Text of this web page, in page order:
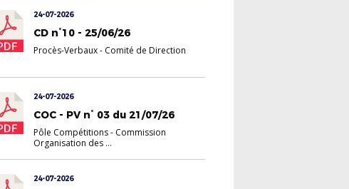
24-07-2026
CD n°10 - 25/06/26
Procès-Verbaux- Comité de Direction
24-07-2026
COC - PV n° 03 du 21/07/26
Pôle Compétitions- Commission
Organisation des ...
24-07-2026